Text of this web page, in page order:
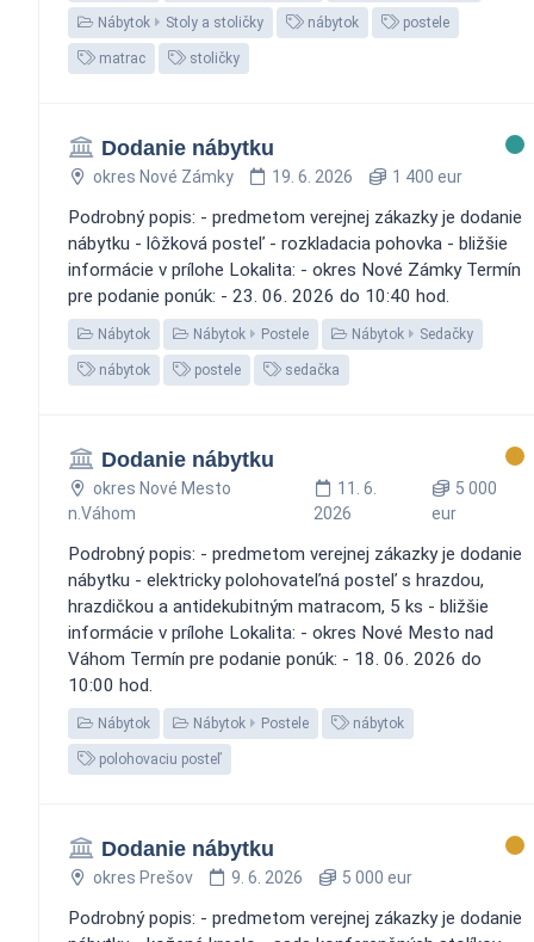
Nábytok Stoly a stoličky nábytok postele
matrac stoličky
Dodanie nábytku
okres Nové Zámky 19. 6. 2026 1 400 eur
Podrobný popis: - predmetom verejnej zákazky je dodanie
nábytku - lôžková posteľ - rozkladacia pohovka - bližšie
informácie v prílohe Lokalita: - okres Nové Zámky Termín
pre podanie ponúk: - 23. 06. 2026 do 10:40 hod.
Nábytok Nábytok Postele Nábytok Sedačky
nábytok postele sedačka
Dodanie nábytku
okres Nové Mesto
n.Váhom
11. 6.
2026
5 000
eur
Podrobný popis: - predmetom verejnej zákazky je dodanie
nábytku - elektricky polohovateľná posteľ s hrazdou,
hrazdičkou a antidekubitným matracom, 5 ks - bližšie
informácie v prílohe Lokalita: - okres Nové Mesto nad
Váhom Termín pre podanie ponúk: - 18. 06. 2026 do
10:00 hod.
Nábytok Nábytok Postele nábytok
polohovaciu posteľ
Dodanie nábytku
okres Prešov 9. 6. 2026 5 000 eur
Podrobný popis: - predmetom verejnej zákazky je dodanie